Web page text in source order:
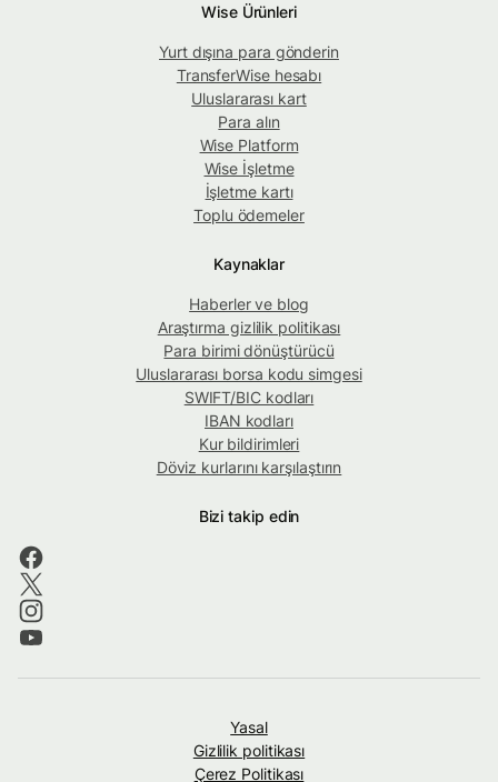
Wise Ürünleri
Yurt dışına para gönderin
TransferWise hesabı
Uluslararası kart
Para alın
Wise Platform
Wise İşletme
İşletme kartı
Toplu ödemeler
Kaynaklar
Haberler ve blog
Araştırma gizlilik politikası
Para birimi dönüştürücü
Uluslararası borsa kodu simgesi
SWIFT/BIC kodları
IBAN kodları
Kur bildirimleri
Döviz kurlarını karşılaştırın
Bizi takip edin
Yasal
Gizlilik politikası
Çerez Politikası